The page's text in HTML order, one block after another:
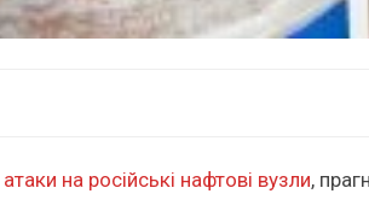
атаки на російські нафтові вузли,